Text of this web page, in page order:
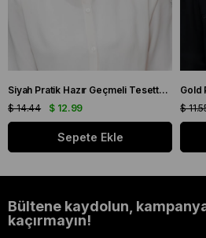
Siyah Pratik Hazır Geçmeli Tesettür Bone Petekli Büzgülü 1204_01
$ 12.99
$ 14.44
Sepete Ekle
$
Bültene kaydolun,
kaçırmayın!